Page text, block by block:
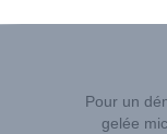
Pour un
gelée